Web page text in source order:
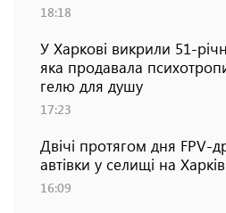
18:18
У Харкові викрили 51-
яка продавала
гелю для душу
17:23
Двічі протягом дня FPV-
автівки у селищі на
16:09